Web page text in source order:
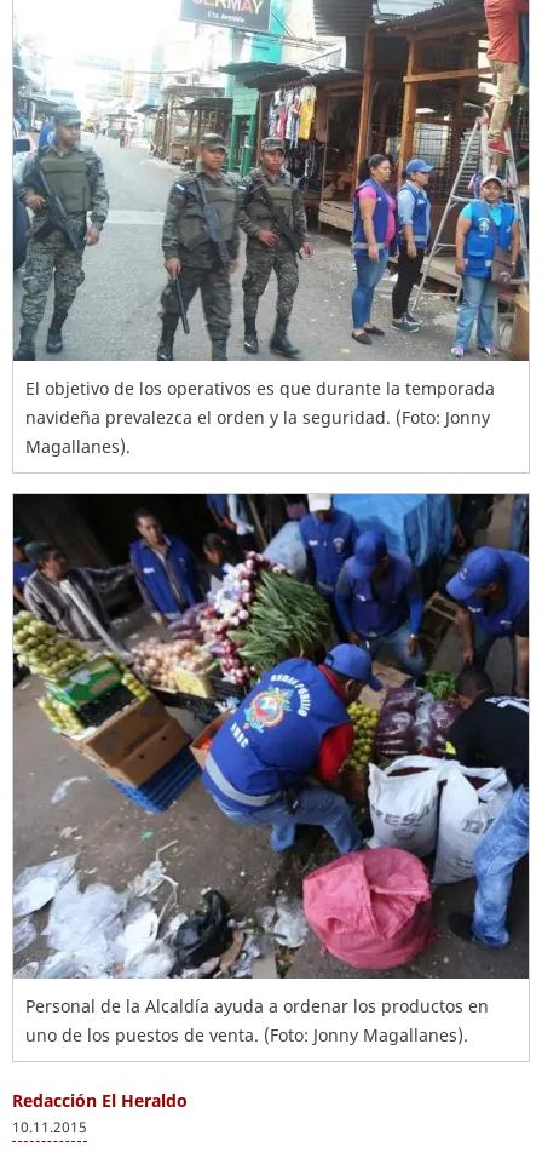
El objetivo de los operativos es que durante la temporada
navideña prevalezca el orden y la seguridad. (Foto: Jonny
Magallanes).
Personal de la Alcaldía ayuda a ordenar los productos en
uno de los puestos de venta. (Foto: Jonny Magallanes).
Redacción El Heraldo
10.11.2015